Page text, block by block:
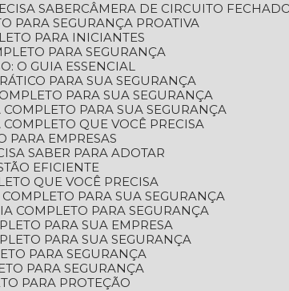
SABER
CÂMERA DE CIRCUITO
PARA SEGURANÇA PROATIVA
PARA INICIANTES
PARA SEGURANÇA
O GUIA ESSENCIAL
PARA SUA SEGURANÇA
PARA SUA SEGURANÇA
PARA SUA SEGURANÇA
QUE VOCÊ PRECISA
PARA EMPRESAS
SABER PARA ADOTAR
EFICIENTE
QUE VOCÊ PRECISA
PARA SUA SEGURANÇA
COMPLETO PARA SEGURANÇA
PARA SUA EMPRESA
PARA SUA SEGURANÇA
PARA SEGURANÇA
PARA SEGURANÇA
PARA PROTEÇÃO